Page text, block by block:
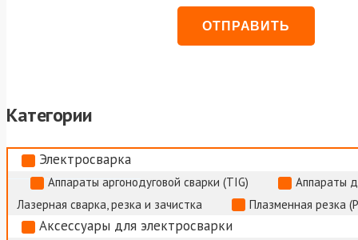
Категории
Электросварка
Аппараты аргонодуговой сварки (TIG)
Аппараты
Лазерная сварка, резка и зачистка
Плазменная резка
Аксессуары для электросварки